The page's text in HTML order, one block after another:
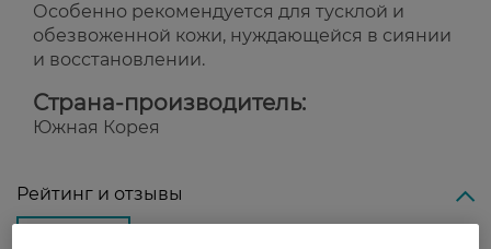
Особенно рекомендуется для тусклой и
обезвоженной кожи, нуждающейся в сиянии
и восстановлении.
Страна-производитель:
Южная Корея
Рейтинг и отзывы